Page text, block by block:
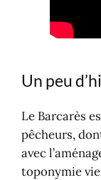
Un peu
Le Barcarès
pêcheurs,
avec
toponymie